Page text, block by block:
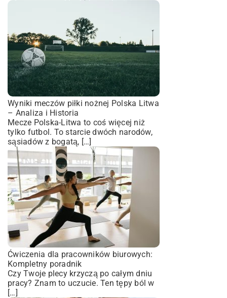
Wyniki meczów piłki nożnej Polska Litwa
– Analiza i Historia
Mecze Polska-Litwa to coś więcej niż
tylko futbol. To starcie dwóch narodów,
sąsiadów z bogatą, […]
Ćwiczenia dla pracowników biurowych:
Kompletny poradnik
Czy Twoje plecy krzyczą po całym dniu
pracy? Znam to uczucie. Ten tępy ból w
[…]